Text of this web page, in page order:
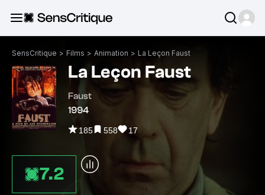
SensCritique > Films > Animation > La Leçon Faust
La Leçon Faust
Faust
1994
185 558 17
7.2